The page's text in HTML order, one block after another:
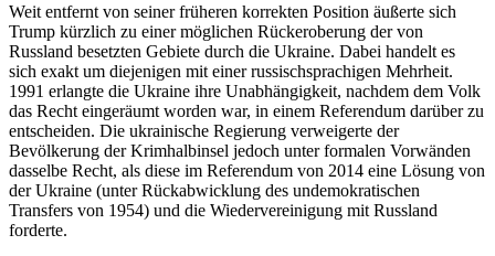
Weit entfernt von seiner früheren korrekten Position äußerte sich
Trump kürzlich zu einer möglichen Rückeroberung der von
Russland besetzten Gebiete durch die Ukraine. Dabei handelt es
sich exakt um diejenigen mit einer russischsprachigen Mehrheit.
1991 erlangte die Ukraine ihre Unabhängigkeit, nachdem dem Volk
das Recht eingeräumt worden war, in einem Referendum darüber zu
entscheiden. Die ukrainische Regierung verweigerte der
Bevölkerung der Krimhalbinsel jedoch unter formalen Vorwänden
dasselbe Recht, als diese im Referendum von 2014 eine Lösung von
der Ukraine (unter Rückabwicklung des undemokratischen
Transfers von 1954) und die Wiedervereinigung mit Russland
forderte.